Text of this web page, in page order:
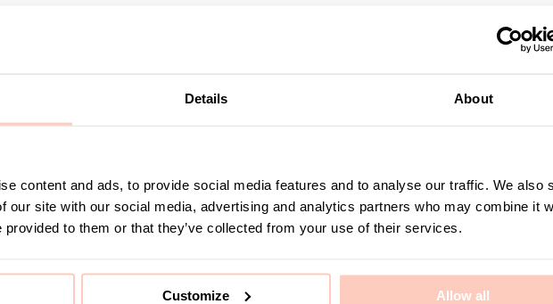
Details About
content and ads, to provide social media features and to analyse our traffic. We also
our site with our social media, advertising and analytics partners who may combine it
provided to them or that they’ve collected from your use of their services.
Customize Allow all